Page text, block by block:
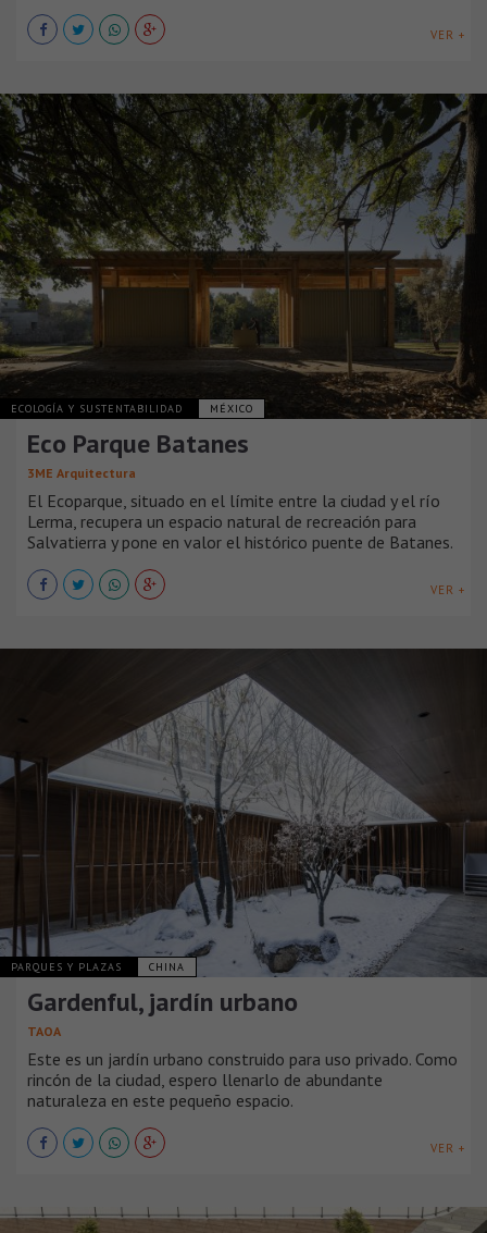
VER +
ECOLOGÍA Y SUSTENTABILIDAD MÉXICO
Eco Parque Batanes
3ME Arquitectura
El Ecoparque, situado en el límite entre la ciudad y el río
Lerma, recupera un espacio natural de recreación para
Salvatierra y pone en valor el histórico puente de Batanes.
VER +
PARQUES Y PLAZAS CHINA
Gardenful, jardín urbano
TAOA
Este es un jardín urbano construido para uso privado. Como
rincón de la ciudad, espero llenarlo de abundante
naturaleza en este pequeño espacio.
VER +